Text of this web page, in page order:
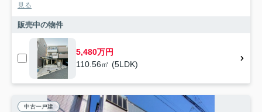
見る
販売中の物件
5,480万円
110.56㎡ (5LDK)
中古一戸建